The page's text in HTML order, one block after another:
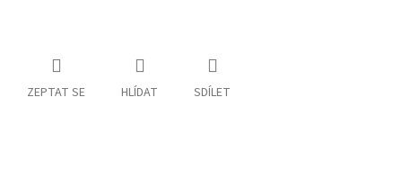
ZEPTAT SE HLÍDAT SDÍLET